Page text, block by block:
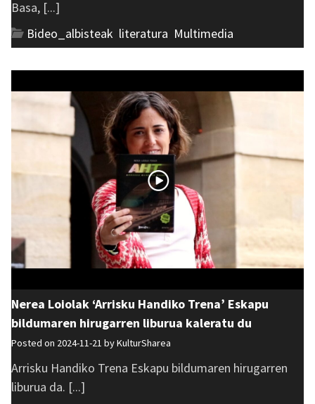
Basa, [...]
Bideo_albisteak literatura Multimedia
Nerea Loiolak ‘Arrisku Handiko Trena’ Eskapu
bildumaren hirugarren liburua kaleratu du
Posted on 2024-11-21 byKulturSharea
Arrisku Handiko Trena Eskapu bildumaren hirugarren
liburua da. [...]